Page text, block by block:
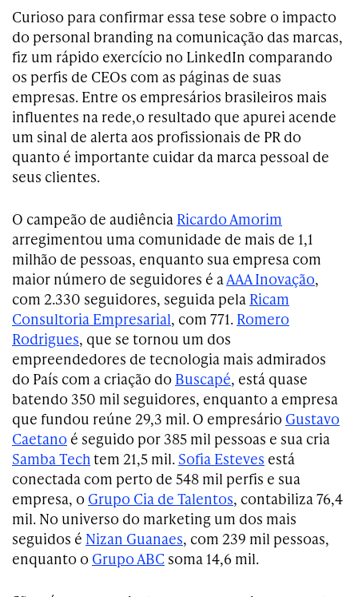
Curioso para confirmar essa tese sobre o impacto
do personal branding na comunicação das marcas,
fiz um rápido exercício no LinkedIn comparando
os perfis de CEOs com as páginas de suas
empresas. Entre os empresários brasileiros mais
influentes na rede,o resultado que apurei acende
um sinal de alerta aos profissionais de PR do
quanto é importante cuidar da marca pessoal de
seus clientes.
O campeão de audiência Ricardo Amorim
arregimentou uma comunidade de mais de 1,1
milhão de pessoas, enquanto sua empresa com
maior número de seguidores é a AAA Inovação,
com 2.330 seguidores, seguida pela Ricam
Consultoria Empresarial, com 771. Romero
Rodrigues, que se tornou um dos
empreendedores de tecnologia mais admirados
do País com a criação do Buscapé, está quase
batendo 350 mil seguidores, enquanto a empresa
que fundou reúne 29,3 mil. O empresário Gustavo
Caetano é seguido por 385 mil pessoas e sua cria
Samba Tech tem 21,5 mil. Sofia Esteves está
conectada com perto de 548 mil perfis e sua
empresa, o Grupo Cia de Talentos, contabiliza 76,4
mil. No universo do marketing um dos mais
seguidos é Nizan Guanaes, com 239 mil pessoas,
enquanto o Grupo ABC soma 14,6 mil.